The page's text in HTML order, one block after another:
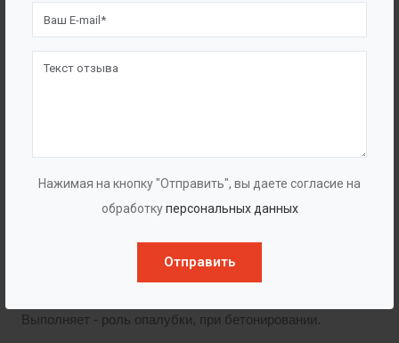
Нажимая на кнопку "Отправить", вы даете согласие на
обработкуперсональных данных
Отправить
перспективное инженерное решение по
гидроизоляции и защите от воздействия агрессивных
химических сред как строящихся, так и
Полимерный лист для защиты бетона, снабженный
Выполняет - роль опалубки, при бетонировании.